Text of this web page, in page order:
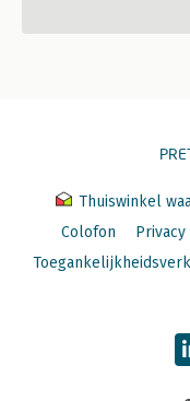
Thuiswinkel
Colofon
Privacy